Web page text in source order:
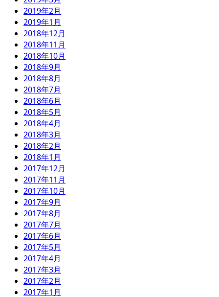
2019年2月
2019年1月
2018年12月
2018年11月
2018年10月
2018年9月
2018年8月
2018年7月
2018年6月
2018年5月
2018年4月
2018年3月
2018年2月
2018年1月
2017年12月
2017年11月
2017年10月
2017年9月
2017年8月
2017年7月
2017年6月
2017年5月
2017年4月
2017年3月
2017年2月
2017年1月